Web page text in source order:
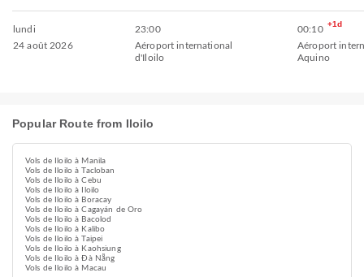
lundi
24 août 2026
23:00
Aéroport international
d'Iloilo
00:10
+1d
Aéroport
Aquino
Popular Route from Iloilo
Vols de Iloilo à Manila
Vols de Iloilo à Tacloban
Vols de Iloilo à Cebu
Vols de Iloilo à Iloilo
Vols de Iloilo à Boracay
Vols de Iloilo à Cagayán de Oro
Vols de Iloilo à Bacolod
Vols de Iloilo à Kalibo
Vols de Iloilo à Taipei
Vols de Iloilo à Kaohsiung
Vols de Iloilo à Đà Nẵng
Vols de Iloilo à Macau